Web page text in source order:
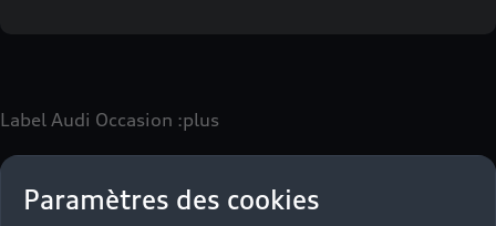
Label Audi Occasion :plus
Le label Audi Occasion:plusvous permet d’acquérir un
Paramètres des cookies